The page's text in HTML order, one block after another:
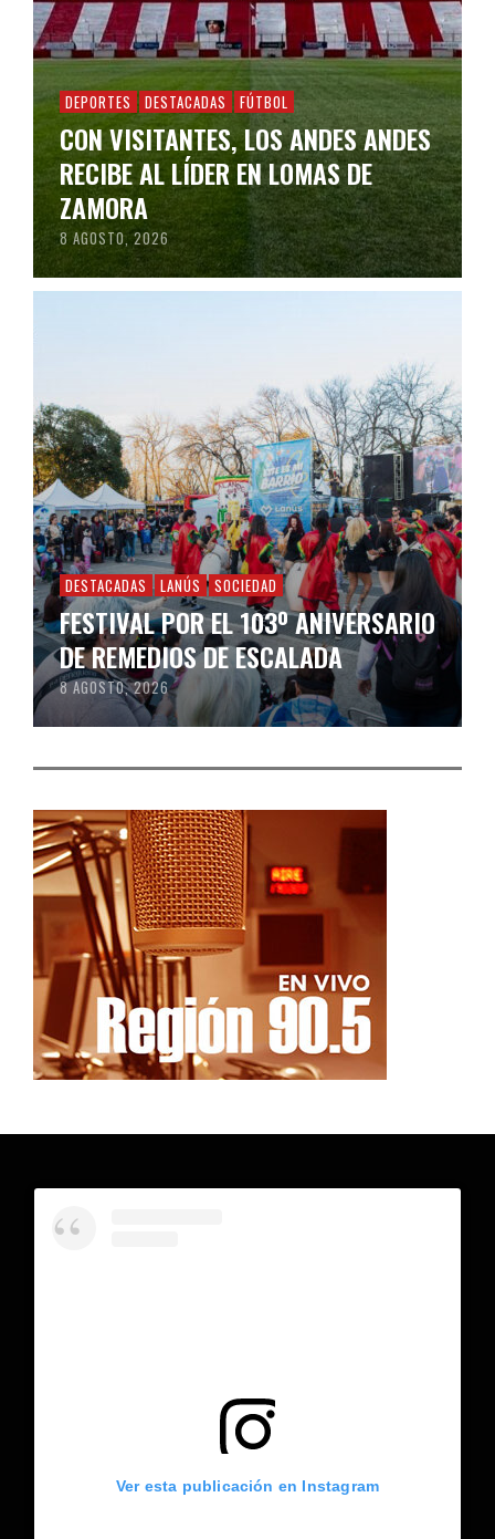
DEPORTES DESTACADAS FÚTBOL
CON VISITANTES, LOS ANDES ANDES
RECIBE AL LÍDER EN LOMAS DE
ZAMORA
8 AGOSTO, 2026
DESTACADAS LANÚS SOCIEDAD
FESTIVAL POR EL 103º ANIVERSARIO
DE REMEDIOS DE ESCALADA
8 AGOSTO, 2026
Ver esta publicación en Instagram